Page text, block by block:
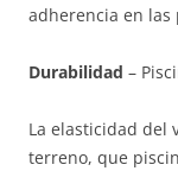
adherencia en las
Durabilidad –
La elasticidad del
terreno, que